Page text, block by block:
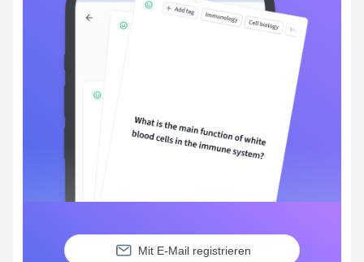
Mit E-Mail registrieren